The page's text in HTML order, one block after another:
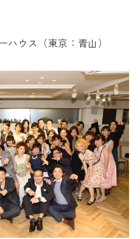
ハウス（東京：青山）